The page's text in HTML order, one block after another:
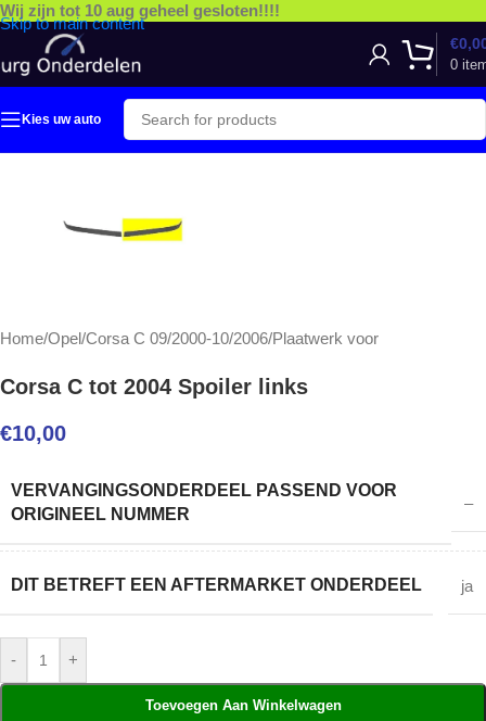
Skip to main content
Wij zijn tot 10 aug geheel gesloten!!!!
0
€
Kies uw auto
Home/Opel/Corsa C 09/2000-10/2006/Plaatwerk voor
Corsa C tot 2004 Spoiler links
€10,00
VERVANGINGSONDERDEEL PASSEND VOOR
ORIGINEEL NUMMER
–
DIT BETREFT EEN AFTERMARKET ONDERDEEL ja
- +
Toevoegen Aan Winkelwagen